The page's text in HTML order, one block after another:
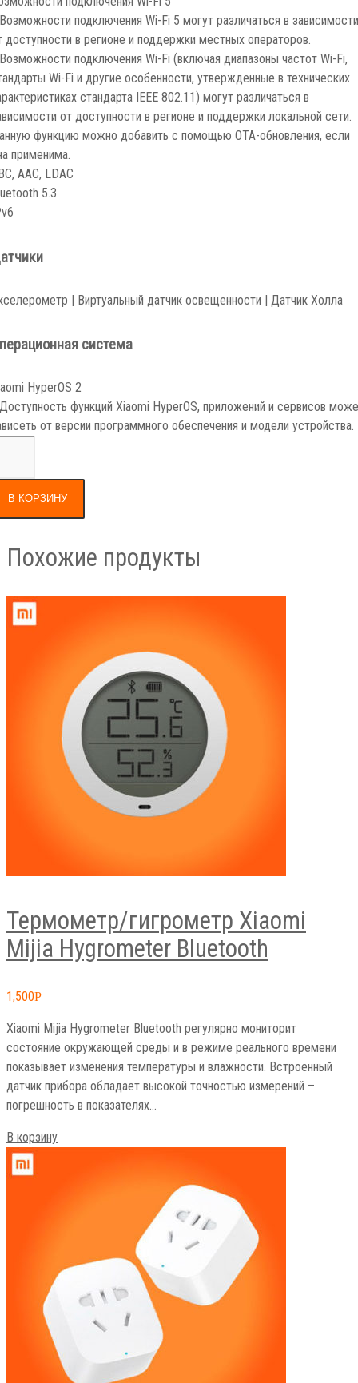
подключения Wi-Fi 5 могут различаться в зависимости
доступности в регионе и поддержки местных операторов.
подключения Wi-Fi (включая диапазоны частот Wi-Fi,
Wi-Fi и другие особенности, утвержденные в технических
стандарта IEEE 802.11) могут различаться в
от доступности в регионе и поддержки локальной сети.
функцию можно добавить с помощью OTA-обновления, если
применима.
AAC, LDAC
5.3
| Виртуальный датчик освещенности | Датчик Холла
система
HyperOS 2
функций Xiaomi HyperOS, приложений и сервисов
от версии программного обеспечения и модели устройства.
В КОРЗИНУ
Похожие продукты
Термометр/гигрометр Xiaomi
Mijia Hygrometer Bluetooth
1,500Р
Xiaomi Mijia Hygrometer Bluetooth регулярно мониторит
состояние окружающей среды и в режиме реального времени
показывает изменения температуры и влажности. Встроенный
датчик прибора обладает высокой точностью измерений –
погрешность в показателях…
В корзину